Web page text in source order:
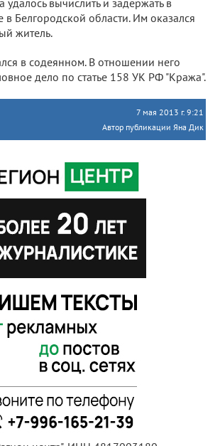
Белгородской области. Им оказался
житель.
в содеянном. В отношении него
дело по статье 158 УК РФ "Кража".
7 мая 2013 г. 9:21
Автор публикации Яна Дик